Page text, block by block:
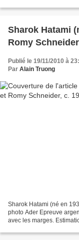
Sharok Hatami
Romy
Publié le 19/11/2010 à
Par Alain Truong
Sharok Hatami (né en
photo Ader Epreuve
avec les marges.